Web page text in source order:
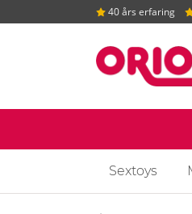
40 års erfaring
Sextoys